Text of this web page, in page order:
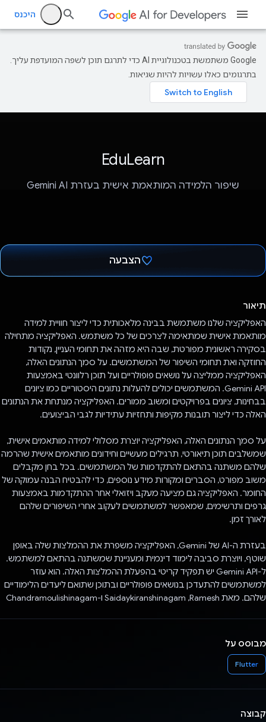
היכנס
‫Google משתמשת בטכנולוגיית AI כדי לתרגם תוכן לשפה המועדפת עליך.
בתרגומים כאלו עשויות להיות שגיאות.
EduLearn
שיפור הלמידה המותאמת אישית בעזרת Gemini AI
הצבעה
תיאור
האפליקציה שלנו משתמשת בבינה מלאכותית כדי ליצור חוויית למידה
מותאמת אישית שמתאימה לצרכים של כל משתמש. האפליקציה מתחילה
בסקירה ראשונית מפורטת, שבה היא מזהה את תחומי העניין, נקודות
החוזקה ואת תחומי השיפור של המשתמשים. על סמך הנתונים האלה,
האפליקציה ממליצה על נושאים פופולריים ועל תוכן רלוונטי באמצעות
Gemini API. המשתמשים יכולים להעלות נתונים היסטוריים כמו ציונים
בבחינות, ציונים בפרויקטים ומשוב ממורים. האפליקציה מנתחת את הנתונים
האלה כדי ליצור תובנות מקיפות ותחזיות עתידיות לגבי הביצועים.
על סמך הנתונים האלה, האפליקציה יוצרת מסלולי למידה מותאמים אישית,
שמשלבים תוכן תיאורטי, תרגילים מעשיים וחידונים מותאמים אישית שהרמה
שלהם משתנה בהתאם להתקדמות של המשתמשים. בכל בחן מקבלים
משוב מפורט, הסברים ומקורות מידע נוספים, כדי להבטיח הבנה עמוקה של
החומר. האפליקציה גם מציעה מעקב ויזואלי אחר ההתקדמות באמצעות
גרפים ותרשימים, שמאפשר למשתמשים לעקוב אחרי השיפורים שלהם
לאורך זמן.
בעזרת ה-AI של Gemini, האפליקציה משפרת את ההמלצות שלה באופן
שוטף, ויוצרת סביבה לימוד דינמית ומעניינת שמשתנה בהתאם למשתמש.
ל-Gemini API יש תפקיד קריטי בהפעלת ההמלצות האלה. הוא עוזר
למשתמשים להתעדכן בנושאים פופולריים ובתוכן שתואם ליעדים הלימודיים
שלהם. מאת Ramesh,‏ Saidaykiranshinagam ו-Chandramoulishinagam
מבוסס על
Flutter
קבוצה